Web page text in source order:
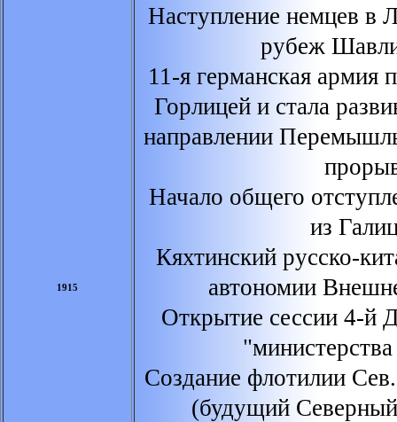
1915
Наступление немцев в
рубеж
11-я германская армия
Горлицей и стала
направлении
Начало общего
из
Кяхтинский русско-
автономии
Открытие сессии 4-й
Создание флотилии
(будущий